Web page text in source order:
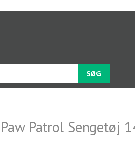
SØG
Paw Patrol Sengetøj